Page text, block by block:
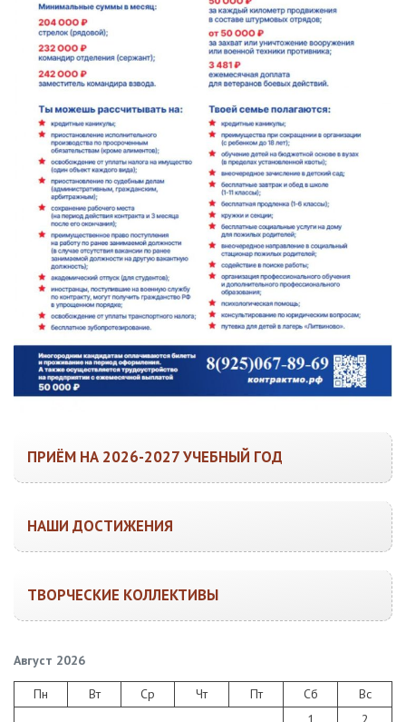
ПРИЁМ НА 2026-2027 УЧЕБНЫЙ ГОД
НАШИ ДОСТИЖЕНИЯ
ТВОРЧЕСКИЕ КОЛЛЕКТИВЫ
Август 2026
Пн Вт Ср Чт Пт Сб
Вс